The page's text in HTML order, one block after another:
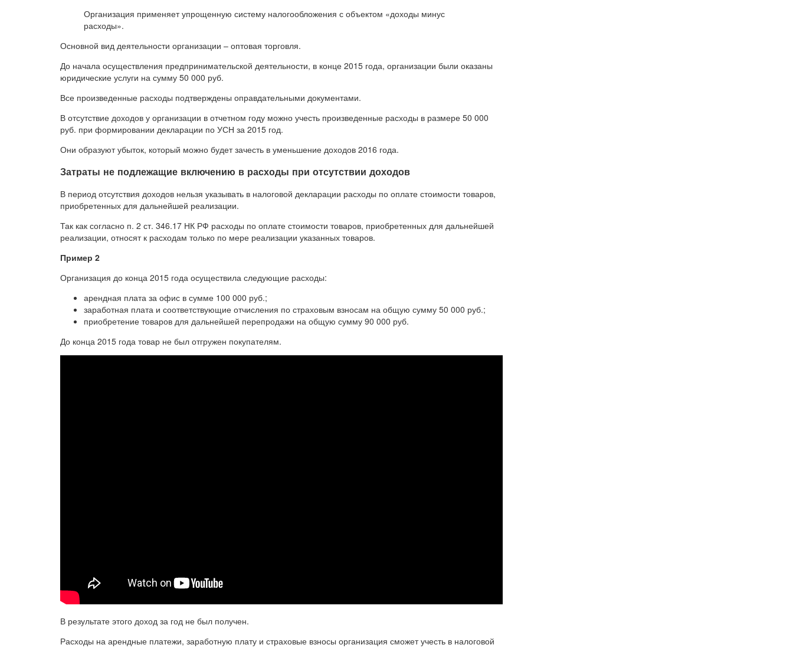
Организация применяет упрощенную систему налогообложения с объектом «доходы минус
расходы».
Основной вид деятельности организации – оптовая торговля.
До начала осуществления предпринимательской деятельности, в конце 2015 года, организации были оказаны
юридические услуги на сумму 50 000 руб.
Все произведенные расходы подтверждены оправдательными документами.
В отсутствие доходов у организации в отчетном году можно учесть произведенные расходы в размере 50 000
руб. при формировании декларации по УСН за 2015 год.
Они образуют убыток, который можно будет зачесть в уменьшение доходов 2016 года.
Затраты не подлежащие включению в расходы при отсутствии доходов
В период отсутствия доходов нельзя указывать в налоговой декларации расходы по оплате стоимости товаров,
приобретенных для дальнейшей реализации.
Так как согласно п. 2 ст. 346.17 НК РФ расходы по оплате стоимости товаров, приобретенных для дальнейшей
реализации, относят к расходам только по мере реализации указанных товаров.
Пример 2
Организация до конца 2015 года осуществила следующие расходы:
арендная плата за офис в сумме 100 000 руб.;
заработная плата и соответствующие отчисления по страховым взносам на общую сумму 50 000 руб.;
приобретение товаров для дальнейшей перепродажи на общую сумму 90 000 руб.
До конца 2015 года товар не был отгружен покупателям.
В результате этого доход за год не был получен.
Расходы на арендные платежи, заработную плату и страховые взносы организация сможет учесть в налоговой